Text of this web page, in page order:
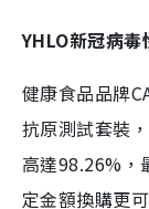
YHLO新冠病
健康食品品牌
抗原測試套裝
高達98.26%，
定金額換購更